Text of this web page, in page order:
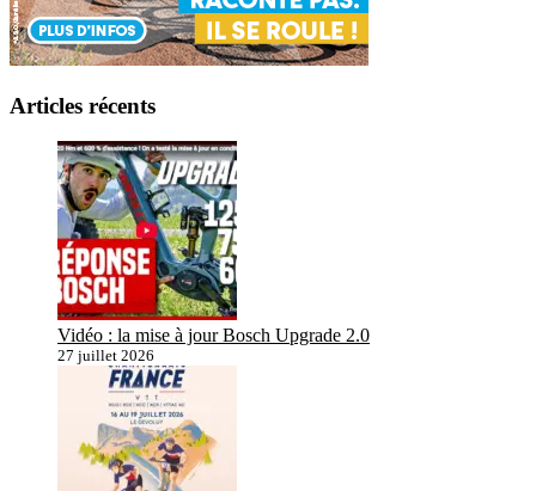
Articles récents
Vidéo : la mise à jour Bosch Upgrade 2.0
27 juillet 2026